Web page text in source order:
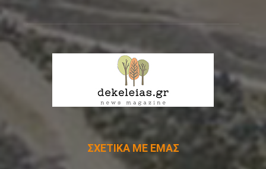
ΣΧΕΤΙΚΑ ΜΕ ΕΜΑΣ